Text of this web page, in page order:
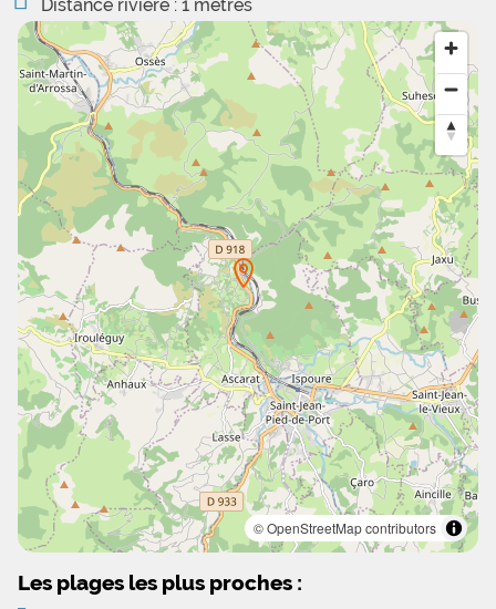
Distance rivière : 1 metres
© OpenStreetMap contributors
Les plages les plus proches :